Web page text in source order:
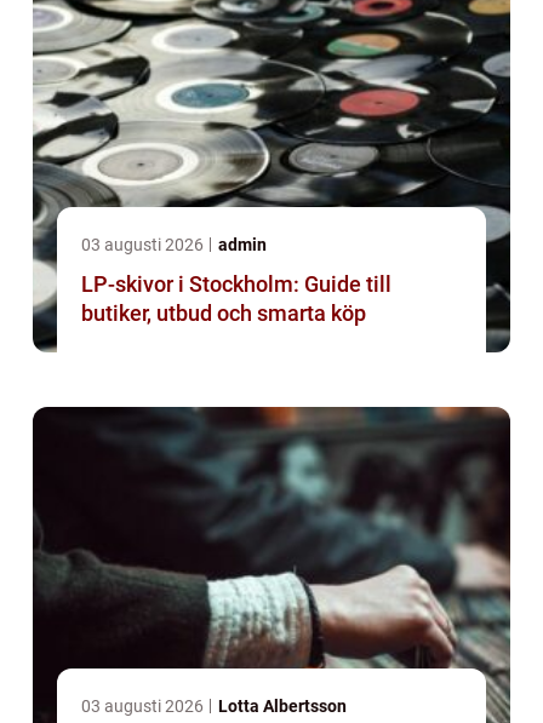
03 augusti 2026 admin
LP-skivor i Stockholm: Guide till
butiker, utbud och smarta köp
03 augusti 2026 Lotta Albertsson